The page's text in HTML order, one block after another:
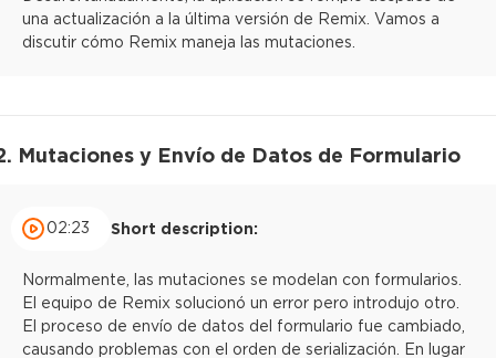
una actualización a la última versión de Remix. Vamos a
discutir cómo Remix maneja las mutaciones.
Mutaciones y Envío de Datos de Formulario
02:23 Short description:
Normalmente, las mutaciones se modelan con formularios.
El equipo de Remix solucionó un error pero introdujo otro.
El proceso de envío de datos del formulario fue cambiado,
causando problemas con el orden de serialización. En lugar